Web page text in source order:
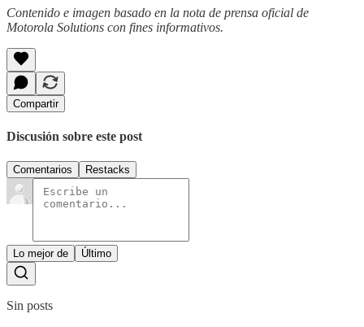
Contenido e imagen basado en la nota de prensa oficial de
Motorola Solutions con fines informativos.
Compartir
Discusión sobre este post
Comentarios Restacks
Lo mejor de Último
Sin posts